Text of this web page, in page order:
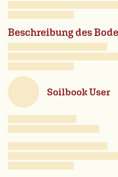
Beschreibung des
Soilbook User